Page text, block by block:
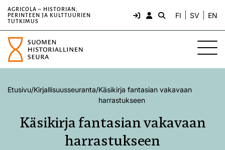
AGRICOLA – HISTORIAN,
PERINTEEN JA KULTTUURIEN
TUTKIMUS
FI SV EN
Etusivu/Kirjallisuusseuranta/Käsikirja fantasian vakavaan
harrastukseen
Käsikirja fantasian vakavaan
harrastukseen